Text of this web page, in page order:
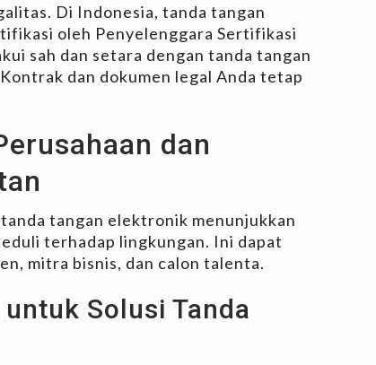
Di Indonesia, tanda tangan
oleh Penyelenggara Sertifikasi
sah dan setara dengan tanda tangan
dan dokumen legal Anda tetap
dan
tangan elektronik menunjukkan
terhadap lingkungan. Ini dapat
mitra bisnis, dan calon talenta.
Solusi Tanda